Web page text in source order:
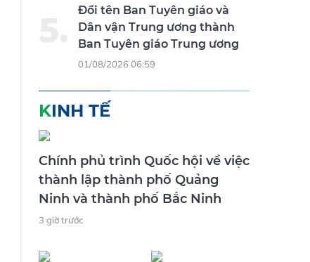
Đổi tên Ban Tuyên giáo và
Dân vận Trung ương thành
Ban Tuyên giáo Trung ương
01/08/2026 06:59
KINH TẾ
Chính phủ trình Quốc hội về việc
thành lập thành phố Quảng
Ninh và thành phố Bắc Ninh
3 giờ trước